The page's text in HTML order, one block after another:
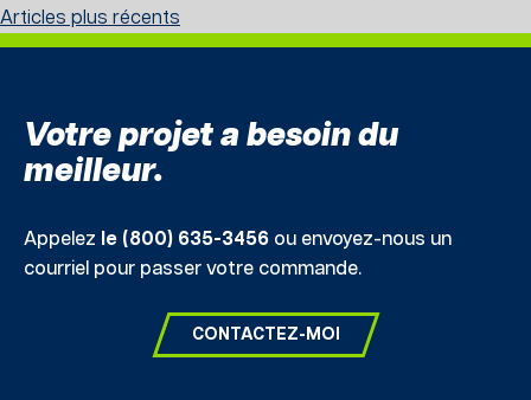
Navigation
des
Articles plus récents
Votre projet a besoin du
meilleur.
Appelez le (800) 635-3456 ou envoyez-nous un
courriel pour passer votre commande.
CONTACTEZ-MOI